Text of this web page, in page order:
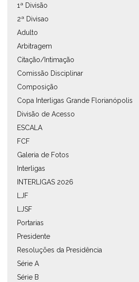
1ª Divisão
2ª Divisao
Adulto
Arbitragem
Citação/Intimação
Comissão Disciplinar
Composição
Copa Interligas Grande Florianópolis
Divisão de Acesso
ESCALA
FCF
Galeria de Fotos
Interligas
INTERLIGAS 2026
LJF
LJSF
Portarias
Presidente
Resoluções da Presidência
Série A
Série B